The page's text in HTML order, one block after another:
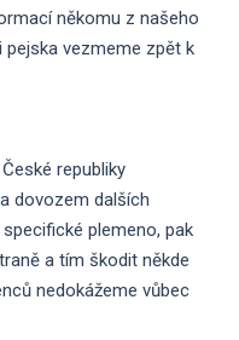
někomu z našeho
pejska vezmeme zpět k
republiky
dovozem dalších
plemeno, pak
a tím škodit někde
nedokážeme vůbec